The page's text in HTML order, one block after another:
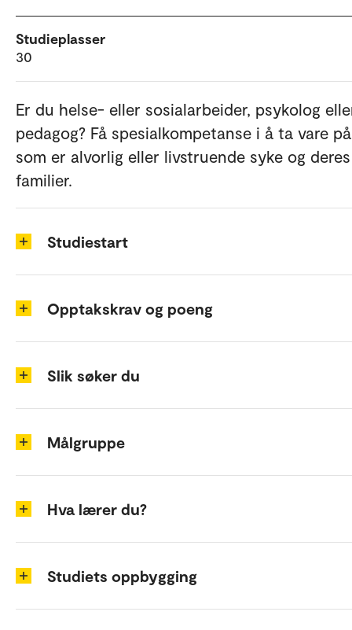
Studieplasser
30
Er du helse- eller sosialarbeider, psykolog
pedagog? Få spesialkompetanse i å ta vare
som er alvorlig eller livstruende syke og deres
familier.
Studiestart
Opptakskrav og poeng
Slik søker du
Målgruppe
Hva lærer du?
Studiets oppbygging